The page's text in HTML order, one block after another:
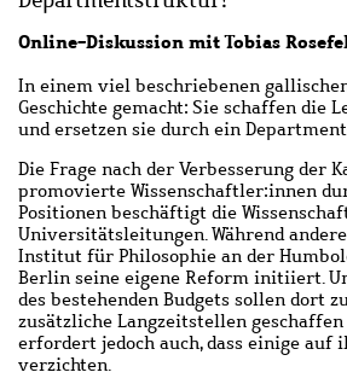
Online-Diskussion mit Tobias
In einem viel beschriebenen
Geschichte gemacht: Sie schaffen die
und ersetzen sie durch ein
Die Frage nach der Verbesserung der
promovierte Wissenschaftler:innen
Positionen beschäftigt die
Universitätsleitungen. Während
Institut für Philosophie an der
Berlin seine eigene Reform initiiert.
des bestehenden Budgets sollen dort
zusätzliche Langzeitstellen geschaffen
erfordert jedoch auch, dass einige auf
verzichten.